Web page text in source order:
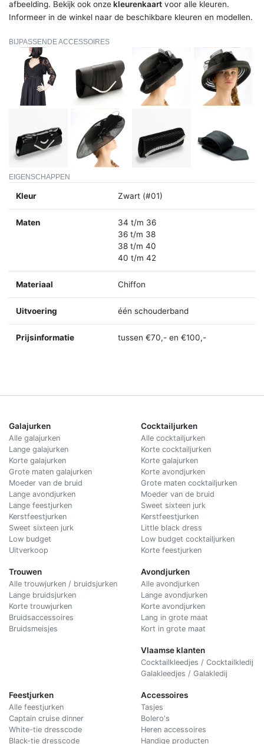
afbeelding. Bekijk ook onzekleurenkaart voor alle kleuren.
Informeer in de winkel naar de beschikbare kleuren en modellen.
BIJPASSENDE ACCESSOIRES
EIGENSCHAPPEN
Kleur Zwart (#01)
Maten
34 t/m 36
36 t/m 38
38 t/m 40
40 t/m 42
Materiaal Chiffon
Uitvoering één schouderband
Prijsinformatie tussen €70,- en €100,-
Galajurken
Alle galajurken
Lange galajurken
Korte galajurken
Grote maten galajurken
Moeder van de bruid
Lange avondjurken
Lange feestjurken
Kerstfeestjurken
Sweet sixteen jurk
Low budget
Uitverkoop
Trouwen
Alle trouwjurken / bruidsjurken
Lange bruidsjurken
Korte trouwjurken
Bruidsaccessoires
Bruidsmeisjes
Cocktailjurken
Alle cocktailjurken
Korte cocktailjurken
Korte galajurken
Korte avondjurken
Grote maten cocktailjurken
Moeder van de bruid
Sweet sixteen jurk
Kerstfeestjurken
Little black dress
Low budget cocktailjurken
Korte feestjurken
Avondjurken
Alle avondjurken
Lange avondjurken
Korte avondjurken
Lang in grote maat
Kort in grote maat
Vlaamse klanten
Cocktailkleedjes / Cocktailkledij
Galakleedjes / Galakledij
Feestjurken
Alle feestjurken
Captain cruise dinner
White-tie dresscode
Black-tie dresscode
Accessoires
Tasjes
Bolero's
Heren accessoires
Handige producten